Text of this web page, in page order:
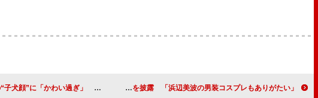
わい過ぎ」 「俺のこと好き？」がトレンド入り 岡田健史が衝撃のオタクファッションを披露 「浜辺美波の男装コスプレもありがたい」